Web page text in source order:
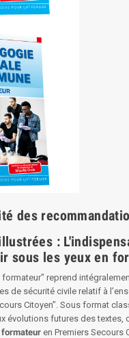
des
:
sous les yeux en
reprend
de sécurité civile relatif à
Citoyen”. Sous format
évolutions futures des textes,
formateur en Premiers Secours